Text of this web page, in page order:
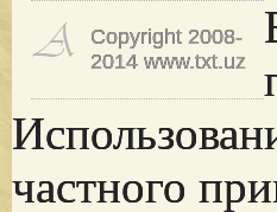
Copyright 2008-
2014 www.txt.uz
частного